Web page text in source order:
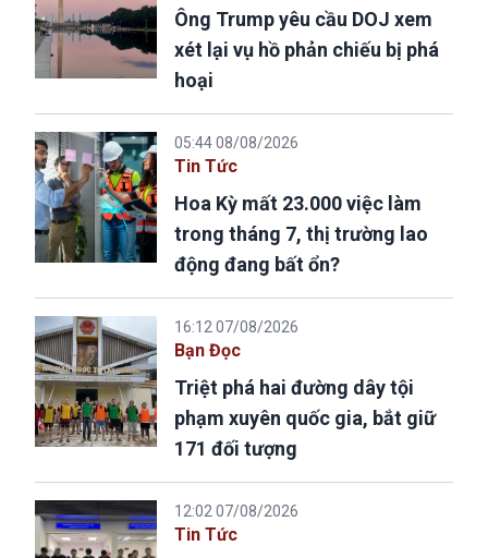
Ông Trump yêu cầu DOJ xem
xét lại vụ hồ phản chiếu bị phá
hoại
05:44 08/08/2026
Tin Tức
Hoa Kỳ mất 23.000 việc làm
trong tháng 7, thị trường lao
động đang bất ổn?
16:12 07/08/2026
Bạn Đọc
Triệt phá hai đường dây tội
phạm xuyên quốc gia, bắt giữ
171 đối tượng
12:02 07/08/2026
Tin Tức